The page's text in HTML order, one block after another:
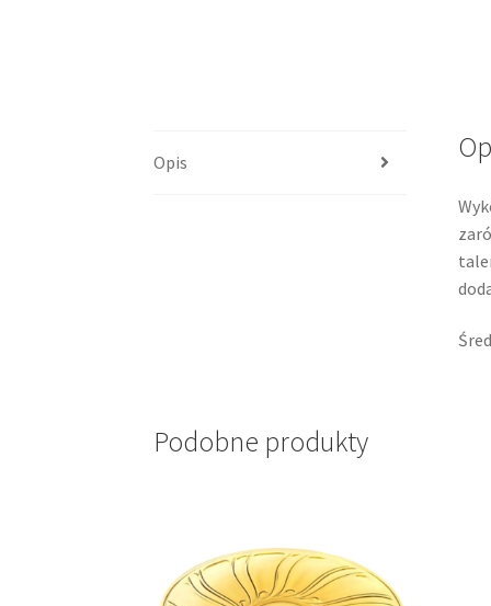
Opis
Podobne produkty